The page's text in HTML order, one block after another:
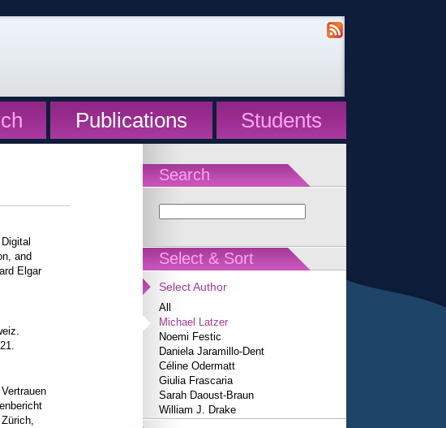
Publications Students
Search
Select & Sort
Select Author
All
Michael Latzer
Noemi Festic
Daniela Jaramillo-Dent
Céline Odermatt
Giulia Frascaria
Sarah Daoust-Braun
William J. Drake
and
Elgar